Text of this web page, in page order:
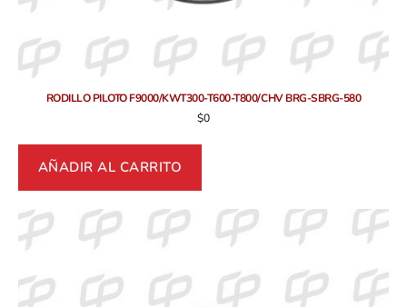
RODILLO PILOTO F9000/KWT300-T600-T800/CHV BRG-SBRG-580
$0
AÑADIR AL CARRITO